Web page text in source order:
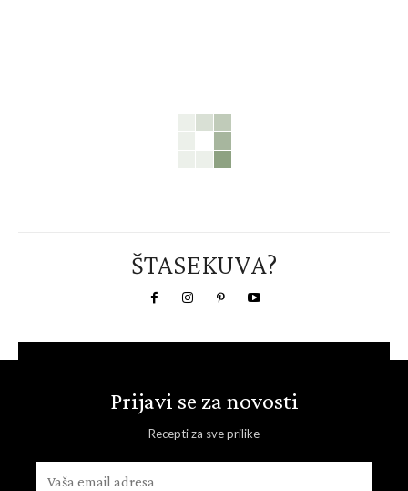
ŠTASEKUVA?
Prijavi se za novosti
Recepti za sve prilike